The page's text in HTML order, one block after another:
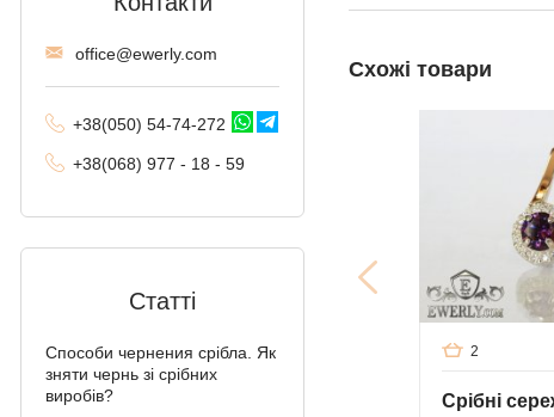
панцирне)
Фантом (Рамзес і
подвійний струмок)
камінням
Фараон (подвійне
office@ewerly.com
+38(050) 54-74-272
+38(068) 977 - 18 - 59
Статті
Способи чернения срібла. Як
зняти чернь зі срібних
виробів?
Схожі товари
2